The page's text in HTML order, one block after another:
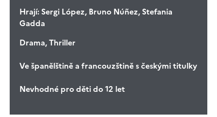
Hrají: Sergi López, Bruno Núñez, Stefania
Gadda
Drama, Thriller
Ve španělštině a francouzštině s českými titulky
Nevhodné pro děti do 12 let